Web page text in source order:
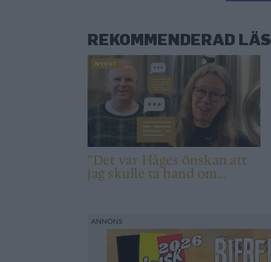
REKOMMENDERAD
NYHET
”Det var Håges önskan att
jag skulle ta hand om